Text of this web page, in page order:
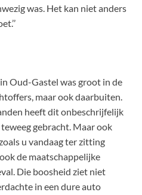
was. Het kan niet anders
Oud-Gastel was groot in de
maar ook daarbuiten.
heeft dit onbeschrijfelijk
gebracht. Maar ook
u vandaag ter zitting
de maatschappelijke
Die boosheid ziet niet
in een dure auto